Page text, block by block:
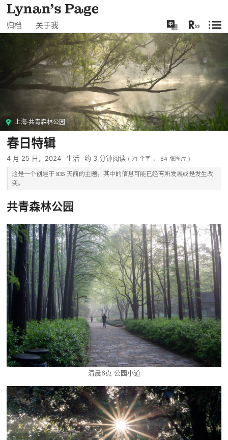
归档 关于我
上海·共青森林公园
春日特辑
4 月 25 日，2024 生活 约 3 分钟阅读 ( 71 个字 ， 84 张图片 )
这是一个创建于 835 天前的主题，其中的信息可能已经有所发展或是发生改
变。
共青森林公园
清晨6点 公园小道